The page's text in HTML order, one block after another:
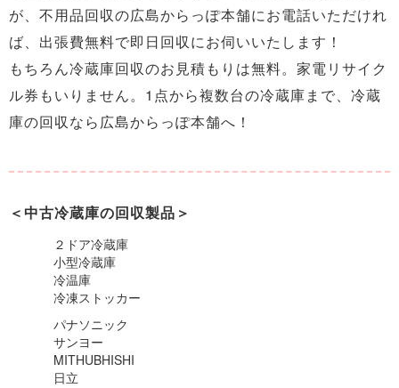
が、不用品回収の広島からっぽ本舗にお電話いただけれ
ば、出張費無料で即日回収にお伺いいたします！
もちろん冷蔵庫回収のお見積もりは無料。家電リサイク
ル券もいりません。1点から複数台の冷蔵庫まで、冷蔵
庫の回収なら広島からっぽ本舗へ！
＜中古冷蔵庫の回収製品＞
２ドア冷蔵庫
小型冷蔵庫
冷温庫
冷凍ストッカー
パナソニック
サンヨー
MITHUBHISHI
日立